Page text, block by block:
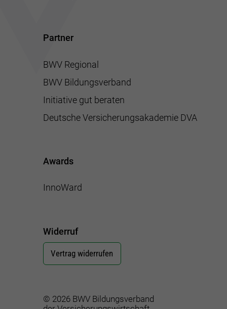
Partner
BWV Regional
BWV Bildungsverband
Initiative gut beraten
Deutsche Versicherungsakademie DVA
Awards
InnoWard
Widerruf
Vertrag widerrufen
© 2026 BWV Bildungsverband